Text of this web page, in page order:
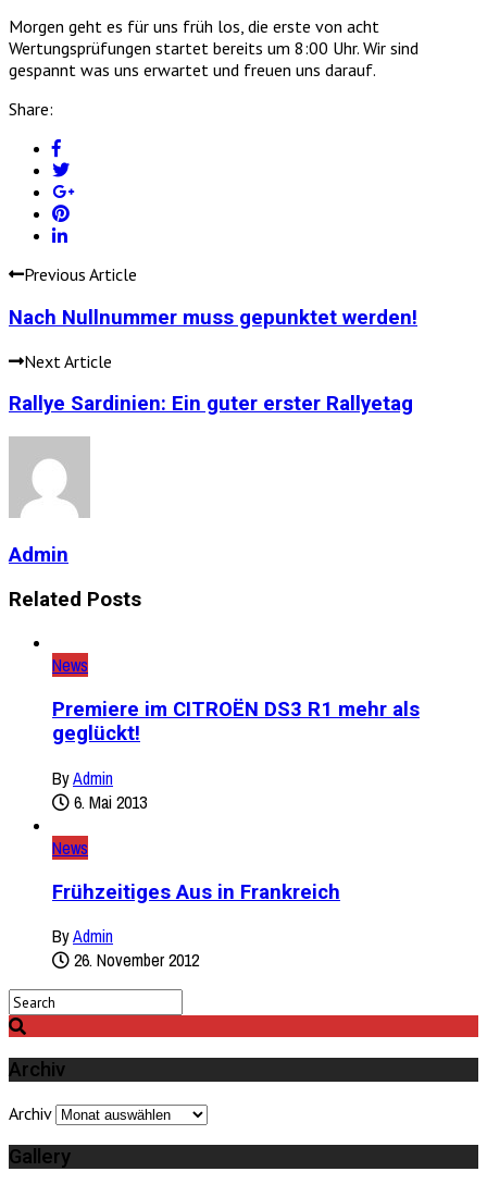
Morgen geht es für uns früh los, die erste von acht
Wertungsprüfungen startet bereits um 8:00 Uhr. Wir sind
gespannt was uns erwartet und freuen uns darauf.
Share:
Previous Article
Nach Nullnummer muss gepunktet werden!
Next Article
Rallye Sardinien: Ein guter erster Rallyetag
Admin
Related Posts
News
Premiere im CITROËN DS3 R1 mehr als
geglückt!
ByAdmin
6. Mai 2013
News
Frühzeitiges Aus in Frankreich
ByAdmin
26. November 2012
Archiv
Archiv
Gallery